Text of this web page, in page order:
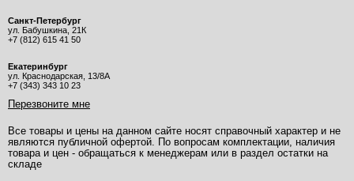
Санкт-Петербург
ул. Бабушкина, 21К
+7 (812) 615 41 50
Екатеринбург
ул. Краснодарская, 13/8А
+7 (343) 343 10 23
Перезвоните мне
Все товары и цены на данном сайте носят справочный характер и не
являются публичной офертой. По вопросам комплектации, наличия
товара и цен - обращаться к менеджерам или в раздел остатки на
складе